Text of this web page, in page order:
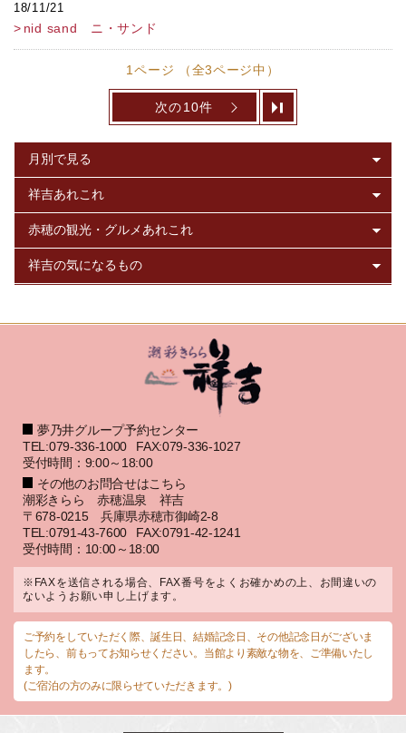
18/11/21
nid sand ニ・サンド
1ページ （全3ページ中）
次の10件
夢乃井グループ予約センター
TEL:079-336-1000
FAX:079-336-1027
受付時間：9:00～18:00
その他のお問合せはこちら
潮彩きらら 赤穂温泉 祥吉
〒678-0215 兵庫県赤穂市御崎2-8
TEL:0791-43-7600
FAX:0791-42-1241
受付時間：10:00～18:00
※FAXを送信される場合、FAX番号をよくお確かめの上、お間違いの
ないようお願い申し上げます。
ご予約をしていただく際、誕生日、結婚記念日、その他記念日がございま
したら、前もってお知らせください。当館より素敵な物を、ご準備いたし
ます。
(ご宿泊の方のみに限らせていただきます。)